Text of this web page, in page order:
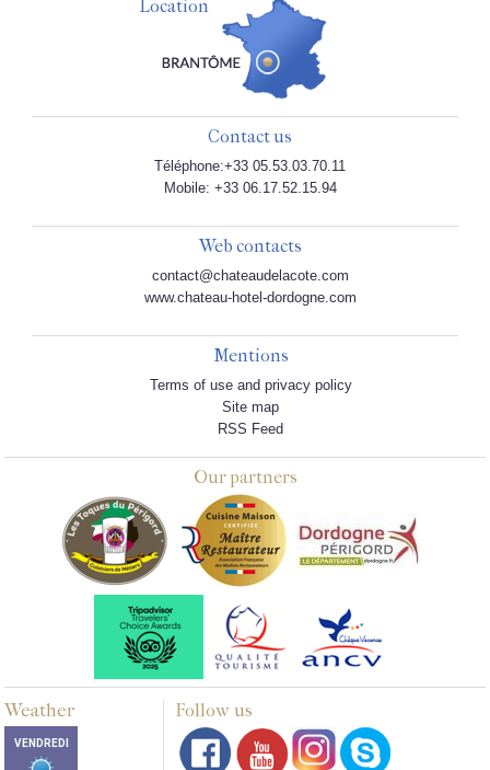
Location
Contact us
Téléphone:+33 05.53.03.70.11
Mobile: +33 06.17.52.15.94
Web contacts
contact@chateaudelacote.com
www.chateau-hotel-dordogne.com
Mentions
Terms of use and privacy policy
Site map
RSS Feed
Our partners
Weather Follow us